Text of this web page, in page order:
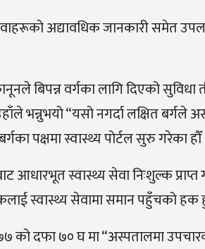
अद्यावधिक जानकारी समेत
बिपन्न वर्गका लागि दिएको सुविधा
भन्नुभयो “यसो नगर्दा लक्षित बर्गले
पक्षमा स्वास्थ्य पोर्टल सुरु गरेका हौँ
आधारभूत स्वास्थ्य सेवा निःशुल्क
स्वास्थ्य सेवामा समान पहुँचको हक
को दफा ७० घ मा “अस्पतालमा